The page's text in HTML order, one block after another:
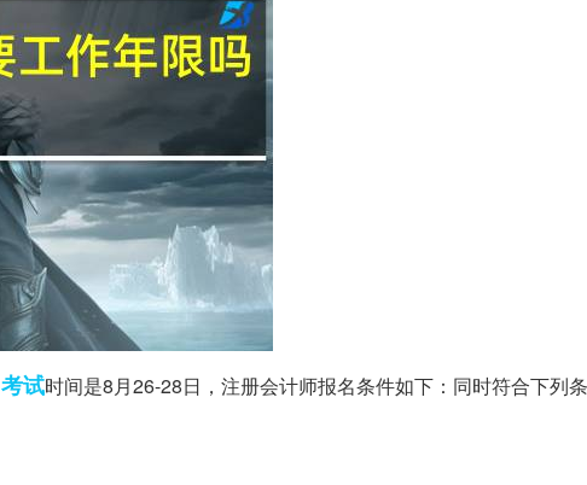
考试时间是8月26-28日，注册会计师报名条件如下：同时符合下列